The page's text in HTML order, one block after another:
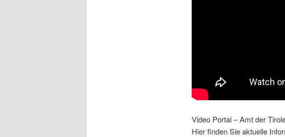
Video Portal – Amt der
Hier finden Sie aktuelle